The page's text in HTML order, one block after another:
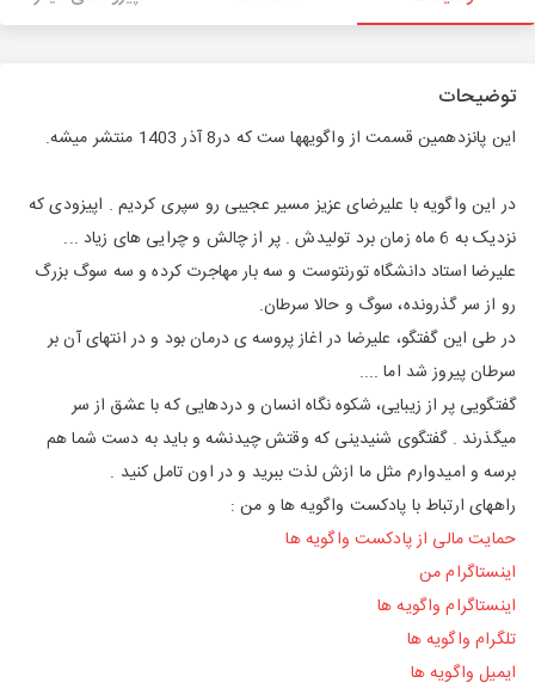
توضیحات
این پانزدهمین قسمت از واگویه­ها ست که در8 آذر 1403 منتشر میشه.
در این واگویه با علیرضای عزیز مسیر عجیبی رو سپری کردیم . اپیزودی که
نزدیک به 6 ماه زمان برد تولیدش . پر از چالش و چرایی های زیاد ...
علیرضا استاد دانشگاه تورنتوست و سه بار مهاجرت کرده و سه سوگ بزرگ
رو از سر گذرونده، سوگ و حالا سرطان.
در طی این گفتگو، علیرضا در اغاز پروسه ی درمان بود و در انتهای آن بر
سرطان پیروز شد اما ....
گفتگویی پر از زیبایی، شکوه نگاه انسان و دردهایی که با عشق از سر
میگذرند . گفتگوی شنیدینی که وقتش چیدنشه و باید به دست شما هم
برسه و امیدوارم مثل ما ازش لذت ببرید و در اون تامل کنید .
راههای ارتباط با پادکست واگویه ها و من :
حمایت مالی از پادکست واگویه ها
اینستاگرام من
اینستاگرام واگویه ها
تلگرام واگویه ها
ایمیل واگویه ها